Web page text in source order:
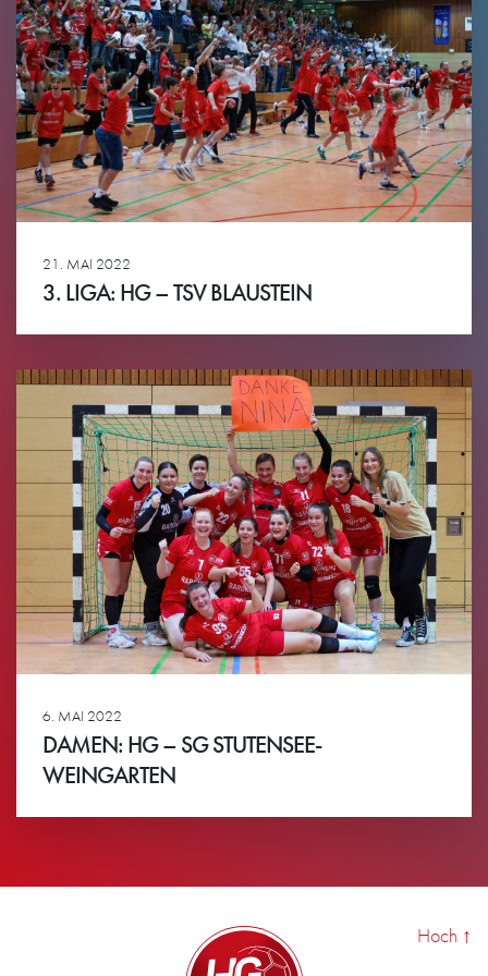
21. MAI 2022
3. LIGA: HG – TSV BLAUSTEIN
6. MAI 2022
DAMEN: HG – SG STUTENSEE-
WEINGARTEN
Hoch ↑